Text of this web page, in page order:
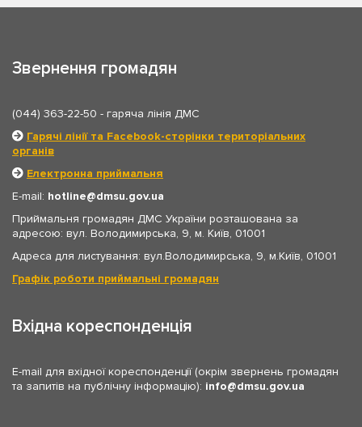
Звернення громадян
(044) 363-22-50 - гаряча лінія ДМС
Гарячі лінії та Facebook-сторінки територіальних
органів
Електронна приймальня
E-mail: hotline
dmsu.gov.ua
Приймальня громадян ДМС України розташована за
адресою: вул. Володимирська, 9, м. Київ, 01001
Адреса для листування: вул.Володимирська, 9, м.Київ, 01001
Графік роботи приймальні громадян
Вхідна кореспонденція
E-mail для вхідної кореспонденції (окрім звернень громадян
та запитів на публічну інформацію): info dmsu.gov.ua